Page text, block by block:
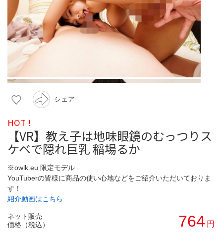
シェア
HOT !
【VR】教え子は地味眼鏡のむっつりス
ケベで隠れ巨乳 稲場るか
※owlk.eu 限定モデル
YouTuberの皆様に商品の使い心地などをご紹介いただいておりま
す！
紹介動画はこちら
ネット販売
価格（税込）
764 円